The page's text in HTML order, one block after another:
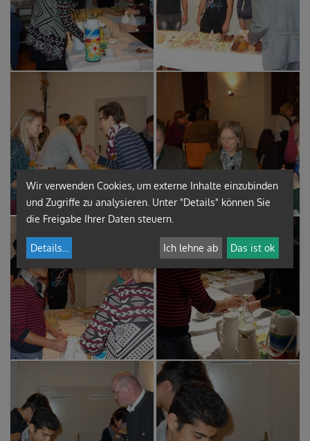
Wir verwenden Cookies, um externe Inhalte einzubinden
und Zugriffe zu analysieren. Unter "Details" können Sie
die Freigabe Ihrer Daten steuern.
Details Ich lehne ab Das ist ok